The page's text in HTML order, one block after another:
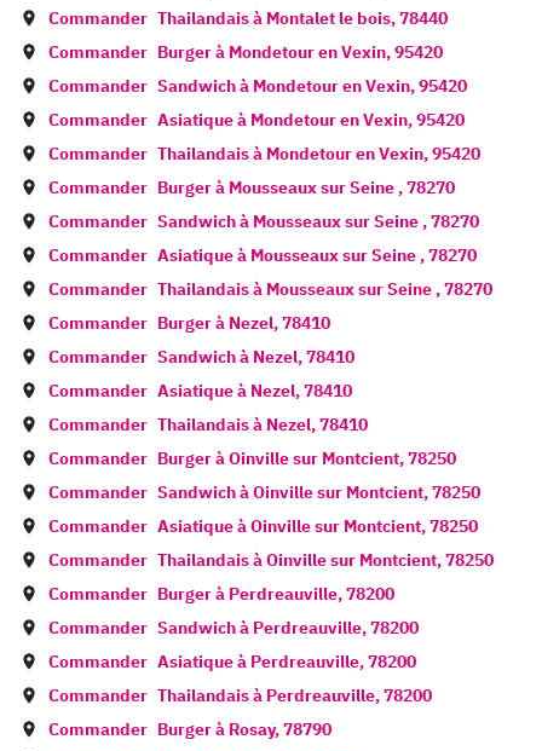
Commander Thailandais à Montalet le bois,78440
Commander Burger à Mondetour en Vexin,95420
Commander Sandwich à Mondetour en Vexin,95420
Commander Asiatique à Mondetour en Vexin,95420
Commander Thailandais à Mondetour en Vexin,95420
Commander Burger à Mousseaux sur Seine ,78270
Commander Sandwich à Mousseaux sur Seine ,78270
Commander Asiatique à Mousseaux sur Seine ,78270
Commander Thailandais à Mousseaux sur Seine ,78270
Commander Burger à Nezel,78410
Commander Sandwich à Nezel,78410
Commander Asiatique à Nezel,78410
Commander Thailandais à Nezel,78410
Commander Burger àOinville sur Montcient,78250
Commander Sandwich àOinville sur Montcient,78250
Commander Asiatique àOinville sur Montcient,78250
Commander Thailandais àOinville sur Montcient,78250
Commander Burger à Perdreauville,78200
Commander Sandwich à Perdreauville,78200
Commander Asiatique à Perdreauville,78200
Commander Thailandais à Perdreauville,78200
Commander Burger à Rosay,78790